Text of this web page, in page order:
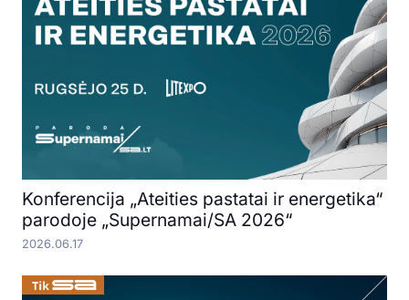
Konferencija „Ateities pastatai ir energetika“
parodoje „Supernamai/SA 2026“
2026.06.17